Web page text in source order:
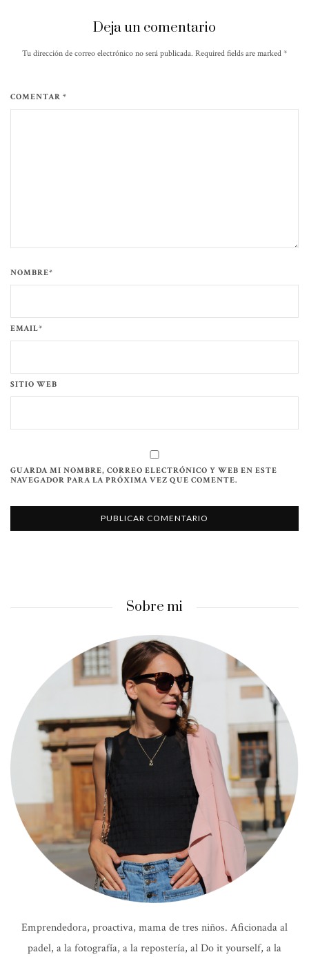
Deja un comentario
Tu dirección de correo electrónico no será publicada. Required fields are marked *
COMENTAR *
NOMBRE*
EMAIL*
SITIO WEB
GUARDA MI NOMBRE, CORREO ELECTRÓNICO Y WEB EN ESTE
NAVEGADOR PARA LA PRÓXIMA VEZ QUE COMENTE.
Sobre mi
Emprendedora, proactiva, mama de tres niños. Aficionada al
padel, a la fotografía, a la repostería, al Do it yourself, a la